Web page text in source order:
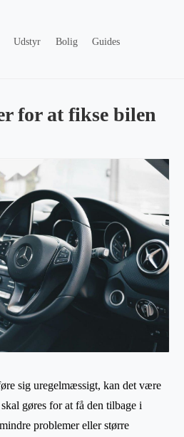
Udstyr Bolig
Guides
for at fikse bilen
sig uregelmæssigt, kan det være
gøres for at få den tilbage i
problemer eller større